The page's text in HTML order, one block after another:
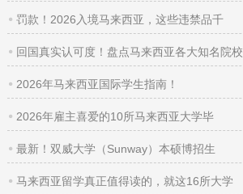
罚款！2026入境马来西亚，这些违禁品千
回国真实认可度！盘点马来西亚各大知名院校
2026年马来西亚国际学生指南！
2026年雇主喜爱的10所马来西亚大学毕
最新！双威大学（Sunway）本硕博招生
马来西亚留学真正值得读的，就这16所大学